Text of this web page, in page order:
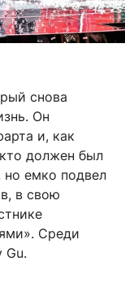
снова
Он
и, как
должен был
но емко подвел
в свою
Среди
Gu.